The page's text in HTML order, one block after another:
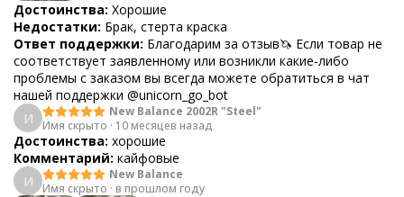
Достоинства: Хорошие
Недостатки: Брак, стерта краска
Ответ поддержки: Благодарим за отзыв🦄 Если товар не
соответствует заявленному или возникли какие-либо
проблемы с заказом вы всегда можете обратиться в чат
нашей поддержки @unicorn_go_bot
И
New Balance 2002R "Steel"
Имя скрыто · 10 месяцев назад
Достоинства: хорошие
Комментарий: кайфовые
И
New Balance
Имя скрыто · в прошлом году